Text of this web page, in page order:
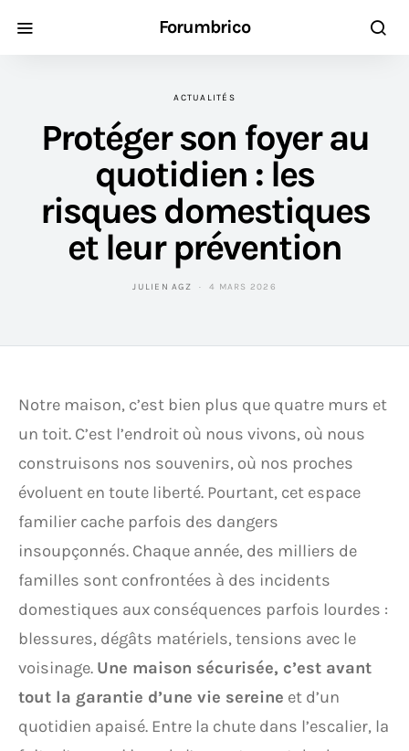
Forumbrico
ACTUALITÉS
Protéger son foyer au
quotidien : les
risques domestiques
et leur prévention
JULIEN AGZ 4 MARS 2026
Notre maison, c’est bien plus que quatre murs et
un toit. C’est l’endroit où nous vivons, où nous
construisons nos souvenirs, où nos proches
évoluent en toute liberté. Pourtant, cet espace
familier cache parfois des dangers
insoupçonnés. Chaque année, des milliers de
familles sont confrontées à des incidents
domestiques aux conséquences parfois lourdes :
blessures, dégâts matériels, tensions avec le
voisinage. Une maison sécurisée, c’est avant
tout la garantie d’une vie sereine et d’un
quotidien apaisé. Entre la chute dans l’escalier, la